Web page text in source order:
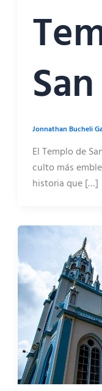
Jonnathan Bucheli
El Templo de
culto más
historia que […]